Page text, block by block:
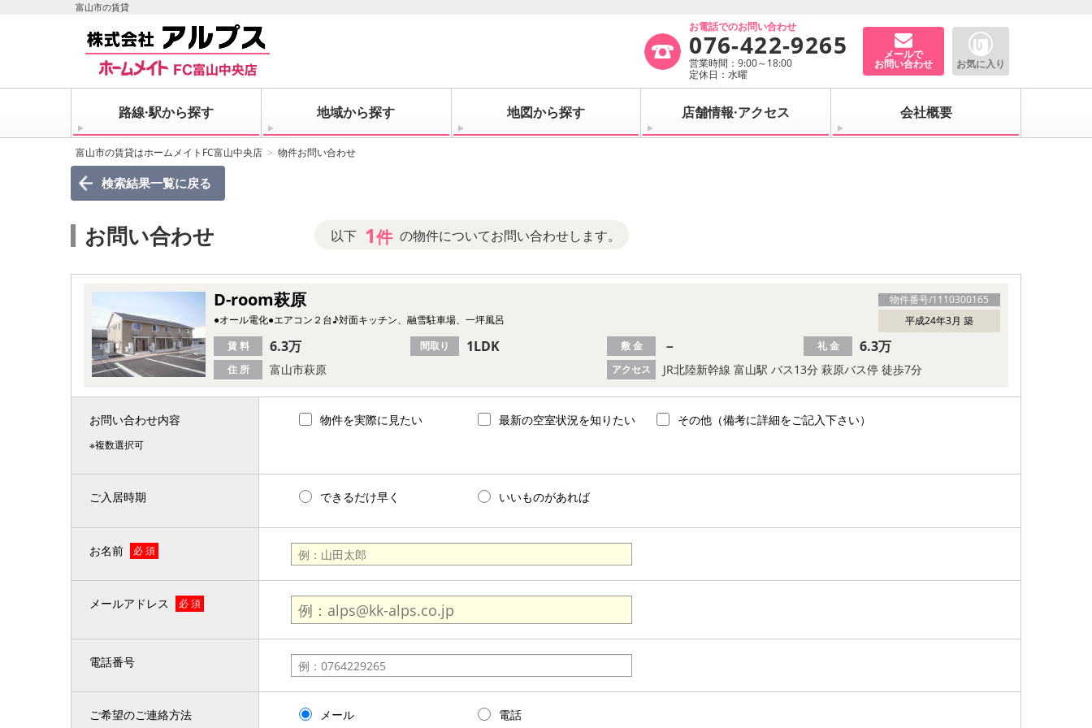
富山市の賃貸
お電話でのお問い合わせ
076-422-9265
営業時間：9:00～18:00
定休日：水曜
メールで
お問い合わせ お気に入り
路線·駅から探す 地域から探す 地図から探す 店舗情報·アクセス 会社概要
富山市の賃貸はホームメイトFC富山中央店 物件お問い合わせ
検索結果一覧に戻る
お問い合わせ 以下 1件 の物件についてお問い合わせします。
物件番号/1110300165
D-room萩原
平成24年3月 築
●オール電化●エアコン２台♪対面キッチン、融雪駐車場、一坪風呂
住 所 富山市萩原 アクセス JR北陸新幹線 富山駅 バス13分 萩原バス停 徒歩7分
賃 料 6.3万 間取り 1LDK 敷 金 － 礼 金 6.3万
お問い合わせ内容
※複数選択可
物件を実際に見たい 最新の空室状況を知りたい その他（備考に詳細をご記入下さい）
ご入居時期 できるだけ早く いいものがあれば
お名前 必 須
メールアドレス 必 須
電話番号
ご希望のご連絡方法 メール 電話